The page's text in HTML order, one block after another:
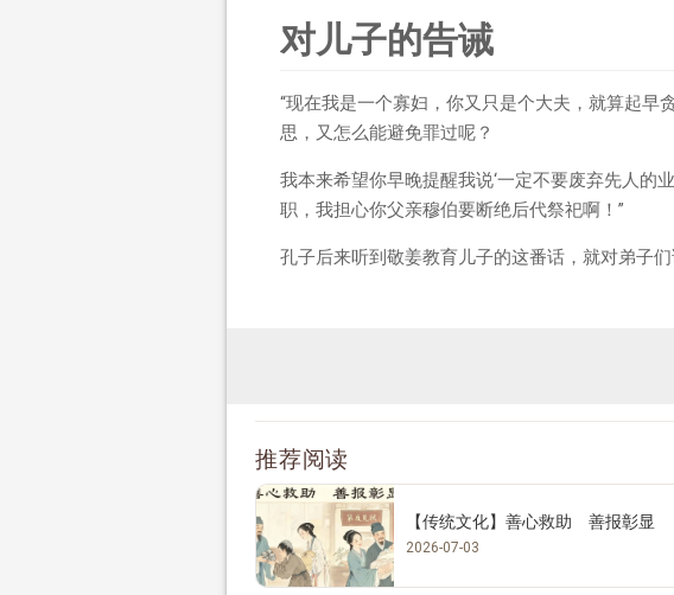
对儿子的告诫
“现在我是一个寡妇，你又只是个大夫，就算起
思，又怎么能避免罪过呢？
我本来希望你早晚提醒我说‘一定不要废弃先人的
职，我担心你父亲穆伯要断绝后代祭祀啊！”
孔子后来听到敬姜教育儿子的这番话，就对弟子
推荐阅读
【传统文化】善心救助 善报彰显
2026-07-03